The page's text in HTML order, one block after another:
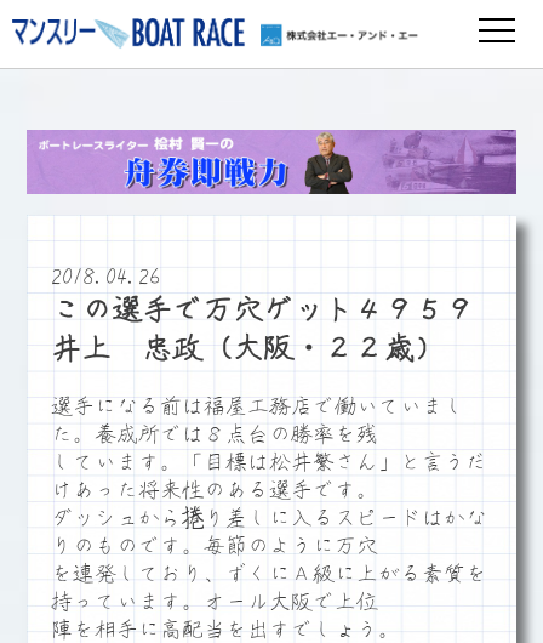
2018.04.26
この選手で万穴ゲット４９５９
井上 忠政（大阪・２２歳）
選手になる前は福屋工務店で働いていまし
た。養成所では８点台の勝率を残
しています。「目標は松井繁さん」と言うだ
けあった将来性のある選手です。
ダッシュから捲り差しに入るスピードはかな
りのものです。毎節のように万穴
を連発しており、ずくにＡ級に上がる素質を
持っています。オール大阪で上位
陣を相手に高配当を出すでしょう。